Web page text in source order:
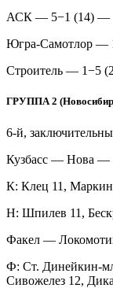
АСК — 5−1 (14) —
Югра-Самотлор —
Строитель — 1−5
ГРУППА 2
6-й,
Кузбасс — Нова —
К: Клец 11,
Н: Шпилев 11,
Факел —
Ф: Ст. Динейкин-
Сивожелез 12,